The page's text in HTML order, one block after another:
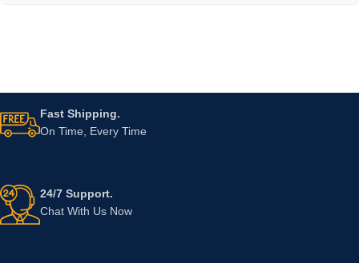
Fast Shipping.
On Time, Every Time
24/7 Support.
Chat With Us Now